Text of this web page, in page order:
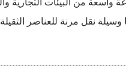
نقل مرنة للعناصر